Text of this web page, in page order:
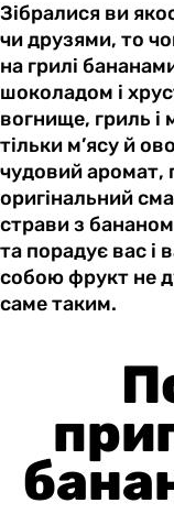
Зібралися ви
чи друзями, то
на грилі
шоколадом і
вогнище, гриль і
тільки м’ясу й
чудовий аромат,
оригінальний
страви з
та порадує вас і
собою фрукт не
саме таким.